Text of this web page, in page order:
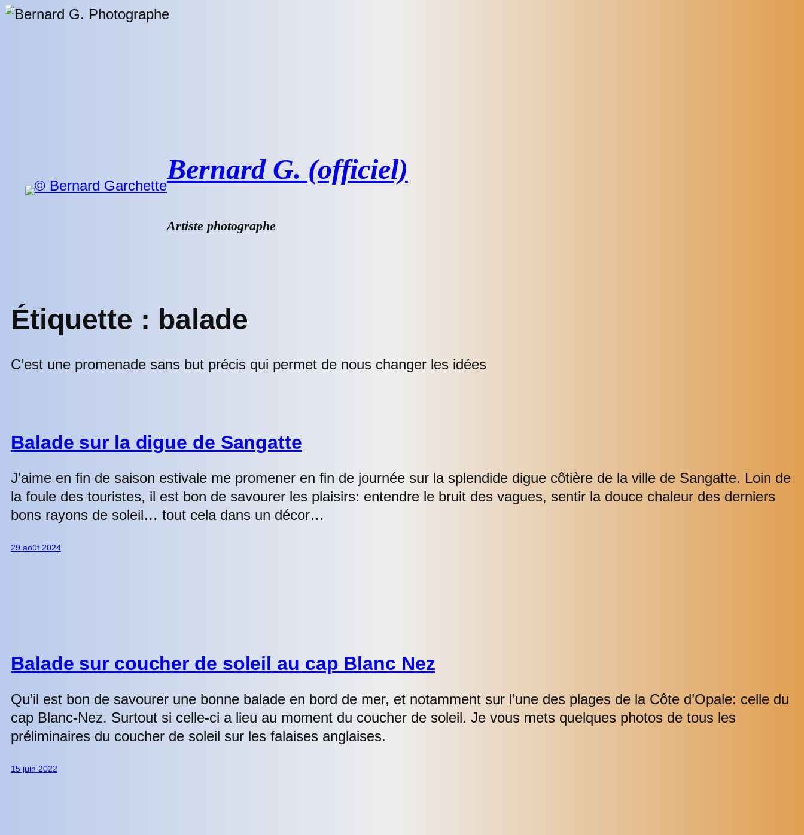
Aller
Bernard G. (officiel)
Artiste photographe
Étiquette : balade
C’est une promenade sans but précis qui permet de nous changer les idées
Balade sur la digue de Sangatte
J’aime en fin de saison estivale me promener en fin de journée sur la splendide digue côtière de la ville de Sangatte. Loin de
la foule des touristes, il est bon de savourer les plaisirs: entendre le bruit des vagues, sentir la douce chaleur des derniers
bons rayons de soleil… tout cela dans un décor…
29 août 2024
Balade sur coucher de soleil au cap Blanc Nez
Qu’il est bon de savourer une bonne balade en bord de mer, et notamment sur l’une des plages de la Côte d’Opale: celle du
cap Blanc-Nez. Surtout si celle-ci a lieu au moment du coucher de soleil. Je vous mets quelques photos de tous les
préliminaires du coucher de soleil sur les falaises anglaises.
15 juin 2022